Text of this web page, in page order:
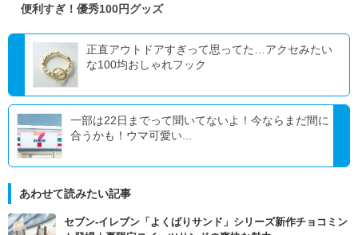
便利すぎ！優秀100円グッズ
正直アウトドアすぎって思ってた…アクセみたい
な100均おしゃれフック
一部は22日までって聞いてないよ！今ならまだ間に
合うかも！ウマ可愛い...
あわせて読みたい記事
セブン‐イレブン「よくばりサンド」シリーズ新作チョコミン